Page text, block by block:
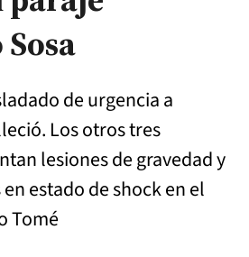
de urgencia a
Los otros tres
lesiones de gravedad y
estado de shock en el
Tomé